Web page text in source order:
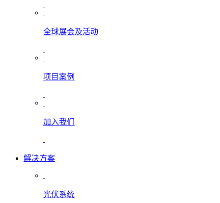
全球展会及活动
项目案例
加入我们
解决方案
光伏系统